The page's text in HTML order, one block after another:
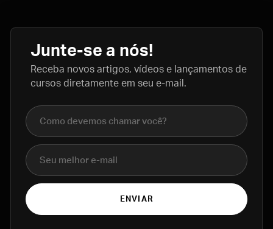
Junte-se a nós!
Receba novos artigos, vídeos e lançamentos de
cursos diretamente em seu e-mail.
Nome completo
E-mail
ENVIAR